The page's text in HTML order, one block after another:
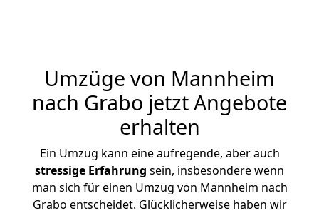
Umzüge von Mannheim
nach Grabo jetzt Angebote
erhalten
Ein Umzug kann eine aufregende, aber auch
stressige Erfahrung sein, insbesondere wenn
man sich für einen Umzug von Mannheim nach
Grabo entscheidet. Glücklicherweise haben wir